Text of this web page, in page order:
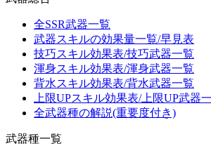
全SSR武器一覧
武器スキルの効果量一覧/早見表
技巧スキル効果表/技巧武器一覧
渾身スキル効果表/渾身武器一覧
背水スキル効果表/背水武器一覧
上限UPスキル効果表/上限UP武器
全武器種の解説(重要度付き)
武器種一覧